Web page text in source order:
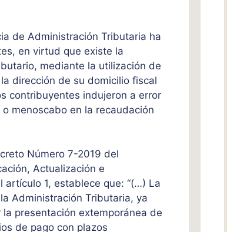
de Administración Tributaria ha
en virtud que existe la
mediante la utilización de
dirección de su domicilio fiscal
contribuyentes indujeron a error
menoscabo en la recaudación
Número 7-2019 del
Actualización e
1, establece que: “(…) La
Administración Tributaria, ya
presentación extemporánea de
de pago con plazos